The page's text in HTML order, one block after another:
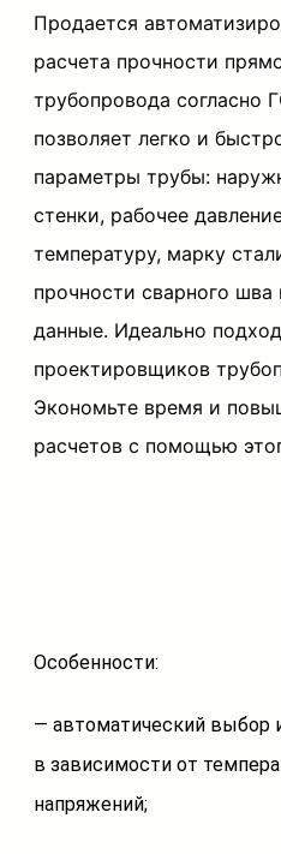
т
о
м
а
т
и
з
и
р
о
в
а
р
с
ч
е
Продается
расчета прочности
трубопровода согласно
позволяет легко и
параметры трубы:
стенки, рабочее
температуру, марку
прочности сварного
данные. Идеально
проектировщиков
Экономьте время и
расчетов с помощью
Особенности:
— автоматический
в зависимости от
напряжений;